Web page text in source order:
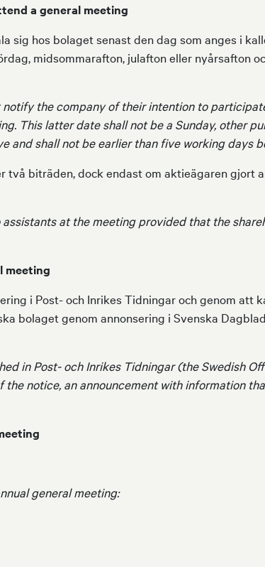
a general meeting
sig hos bolaget senast den dag som anges i
midsommarafton, julafton eller nyårsafton
the company of their intention to
This latter date shall not be a Sunday, other
and shall not be earlier than five working days
biträden, dock endast om aktieägaren gjort
at the meeting provided that the
meeting
i Post- och Inrikes Tidningar och genom att
bolaget genom annonsering i Svenska
in Post- och Inrikes Tidningar (the Swedish
notice, an announcement with information
general meeting: